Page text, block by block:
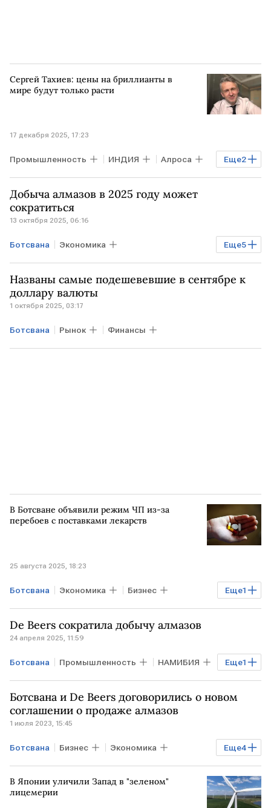
Сергей Тахиев: цены на бриллианты в
мире будут только расти
17 декабря 2025, 17:23
Еще2
Промышленность ИНДИЯ Алроса
США КИТАЙ
Добыча алмазов в 2025 году может
сократиться
13 октября 2025, 06:16
Еще5
Ботсвана Экономика
Промышленность ИНДИЯ
Названы самые подешевевшие в сентябре к
доллару валюты
1 октября 2025, 03:17
Ботсвана Рынок Финансы
В Ботсване объявили режим ЧП из-за
перебоев с поставками лекарств
25 августа 2025, 18:23
Еще1
Ботсвана Экономика Бизнес
Общество
De Beers сократила добычу алмазов
24 апреля 2025, 11:59
Еще1
Ботсвана Промышленность НАМИБИЯ
De Beers
Ботсвана и De Beers договорились о новом
соглашении о продаже алмазов
1 июля 2023, 15:45
Еще4
Ботсвана Бизнес Экономика
Промышленность De Beers
алмазы
В Японии уличили Запад в "зеленом"
лицемерии